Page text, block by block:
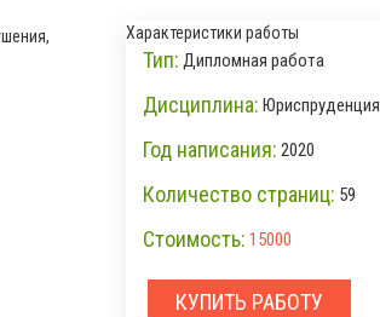
Характеристики работы
Тип: Дипломная работа
Дисциплина: Юриспруденция
Год написания: 2020
Количество страниц: 59
Стоимость: 15000
КУПИТЬ РАБОТУ